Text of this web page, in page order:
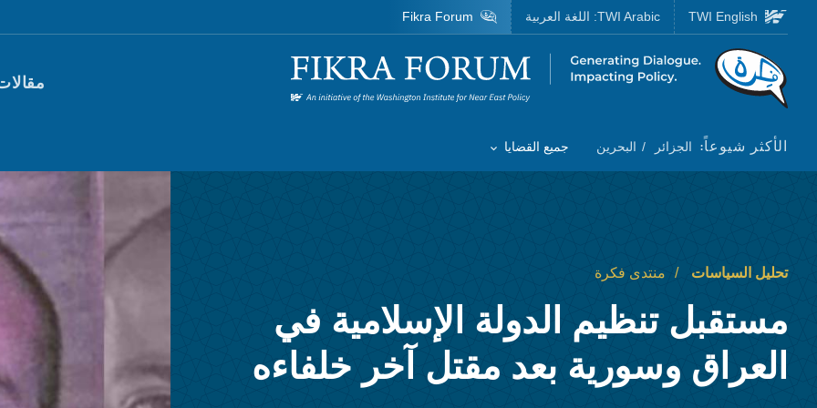
Skip to main content
Homepage
الأكثر شيوعاً: الجزائر البحرين
Toggle List of
جميع القضايا
TWI English
TWI Arabic: اللغة العربية Fikra Forum
تحليل السياسات منتدى فكرة
مستقبل تنظيم الدولة الإسلامية في
العراق وسورية بعد مقتل آخر خلفاءه